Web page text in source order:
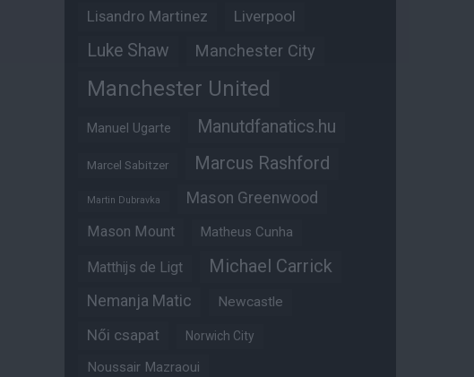
Lisandro Martinez Liverpool
Luke Shaw Manchester City
Manchester United
Manuel Ugarte Manutdfanatics.hu
Marcel Sabitzer Marcus Rashford
Martin Dubravka Mason Greenwood
Mason Mount Matheus Cunha
Matthijs de Ligt Michael Carrick
Nemanja Matic Newcastle
Női csapat Norwich City
Noussair Mazraoui